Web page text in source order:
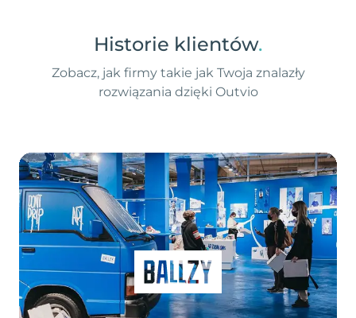
Historie klientów.
Zobacz, jak firmy takie jak Twoja znalazły
rozwiązania dzięki Outvio